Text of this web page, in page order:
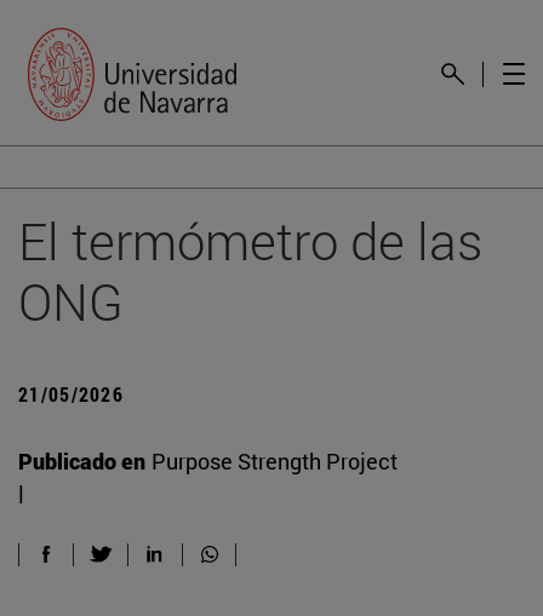
El termómetro de las
ONG
21/05/2026
Publicado en Purpose Strength Project
|